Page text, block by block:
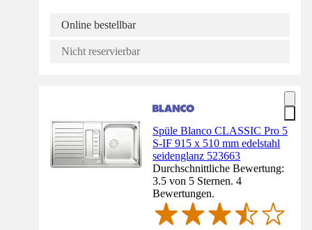
Online bestellbar
Nicht reservierbar
Spüle Blanco CLASSIC Pro 5
S-IF 915 x 510 mm edelstahl
seidenglanz 523663
Durchschnittliche Bewertung:
3.5 von 5 Sternen. 4
Bewertungen.